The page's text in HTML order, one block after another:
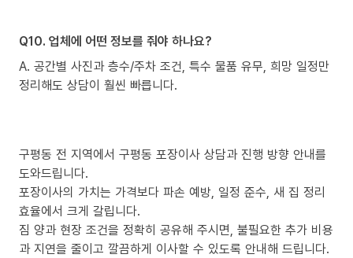
Q10. 업체에 어떤 정보를 줘야 하나요?
A. 공간별 사진과 층수/주차 조건, 특수 물품 유무, 희망 일정만
정리해도 상담이 훨씬 빠릅니다.
구평동 전 지역에서 구평동 포장이사 상담과 진행 방향 안내를
도와드립니다.
포장이사의 가치는 가격보다 파손 예방, 일정 준수, 새 집 정리
효율에서 크게 갈립니다.
짐 양과 현장 조건을 정확히 공유해 주시면, 불필요한 추가 비용
과 지연을 줄이고 깔끔하게 이사할 수 있도록 안내해 드립니다.